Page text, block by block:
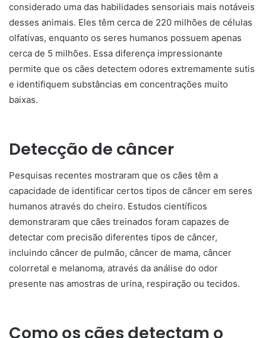
considerado uma das habilidades sensoriais mais notáveis
desses animais. Eles têm cerca de 220 milhões de células
olfativas, enquanto os seres humanos possuem apenas
cerca de 5 milhões. Essa diferença impressionante
permite que os cães detectem odores extremamente sutis
e identifiquem substâncias em concentrações muito
baixas.
Detecção de câncer
Pesquisas recentes mostraram que os cães têm a
capacidade de identificar certos tipos de câncer em seres
humanos através do cheiro. Estudos científicos
demonstraram que cães treinados foram capazes de
detectar com precisão diferentes tipos de câncer,
incluindo câncer de pulmão, câncer de mama, câncer
colorretal e melanoma, através da análise do odor
presente nas amostras de urina, respiração ou tecidos.
Como os cães detectam o